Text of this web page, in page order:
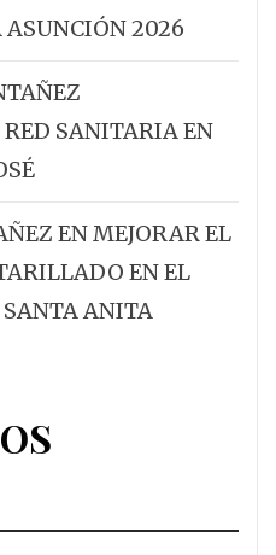
ASUNCIÓN 2026
SANITARIA EN
EN MEJORAR EL
EN EL
ANITA